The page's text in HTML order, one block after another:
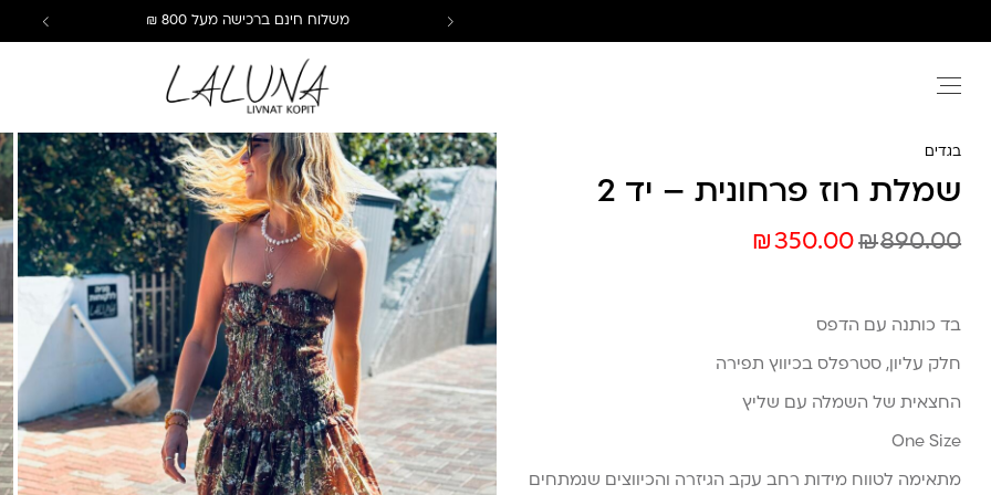
משלוח חינם ברכישה מעל 800 ₪
בגדים
שמלת רוז פרחונית – יד 2
₪350.00₪890.00
בד כותנה עם הדפס
חלק עליון, סטרפלס בכיווץ תפירה
החצאית של השמלה עם שליץ
One Size
מתאימה לטווח מידות רחב עקב הגיזרה והכיווצים שנמתחים